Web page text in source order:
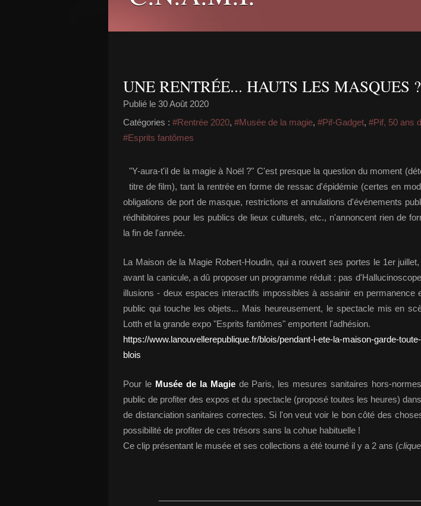
UNE RENTRÉE... HAUTS LES MASQUES ?
Publié le 30 Août 2020
Catégories : #Rentrée 2020, #Musée de la magie, #Pif-Gadget, #Pif, 50 ans
#Esprits fantômes
"Y-aura-t'il de la magie à Noël ?" C'est presque la question du moment
titre de film), tant la rentrée en forme de ressac d'épidémie (certes en
obligations de port de masque, restrictions et annulations d'événements
rédhibitoires pour les publics de lieux culturels, etc., n'annoncent rien de
la fin de l'année.
La Maison de la Magie Robert-Houdin, qui a rouvert ses portes le 1er
avant la canicule, a dû proposer un programme réduit : pas
illusions - deux espaces interactifs impossibles à assainir en permanence
public qui touche les objets... Mais heureusement, le spectacle mis en
Lotth et la grande expo "Esprits fantômes" emportent l'adhésion.
https://www.lanouvellerepublique.fr/blois/pendant-l-ete-la-maison-garde-
blois
Pour le Musée de la Magiede Paris, les mesures sanitaires hors-
public de profiter des expos et du spectacle (proposé toutes les heures)
de distanciation sanitaires correctes. Si l'on veut voir le bon côté des
possibilité de profiter de ces trésors sans la cohue habituelle !
Ce clip présentant le musée et ses collections a été tourné il y a 2 ans (